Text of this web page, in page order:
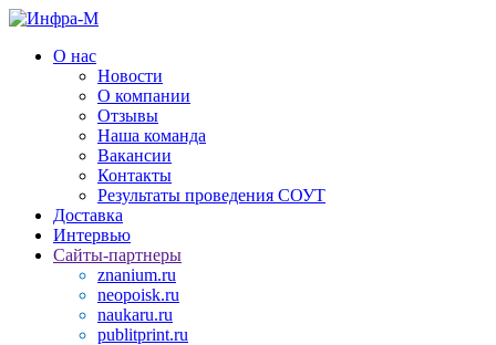
О нас
Новости
О компании
Отзывы
Наша команда
Вакансии
Контакты
Результаты проведения СОУТ
Доставка
Интервью
Сайты-партнеры
znanium.ru
neopoisk.ru
naukaru.ru
publitprint.ru